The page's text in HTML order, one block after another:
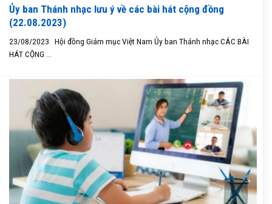
Ủy ban Thánh nhạc lưu ý về các bài hát cộng đồng
(22.08.2023)
23/08/2023 Hội đồng Giám mục Việt Nam Ủy ban Thánh nhạc CÁC BÀI
HÁT CỘNG ...